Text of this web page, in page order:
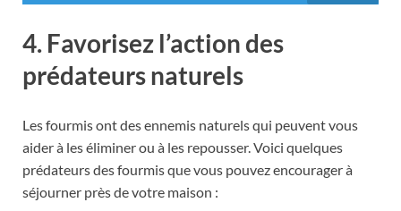
4. Favorisez l’action des
prédateurs naturels
Les fourmis ont des ennemis naturels qui peuvent vous
aider à les éliminer ou à les repousser. Voici quelques
prédateurs des fourmis que vous pouvez encourager à
séjourner près de votre maison :